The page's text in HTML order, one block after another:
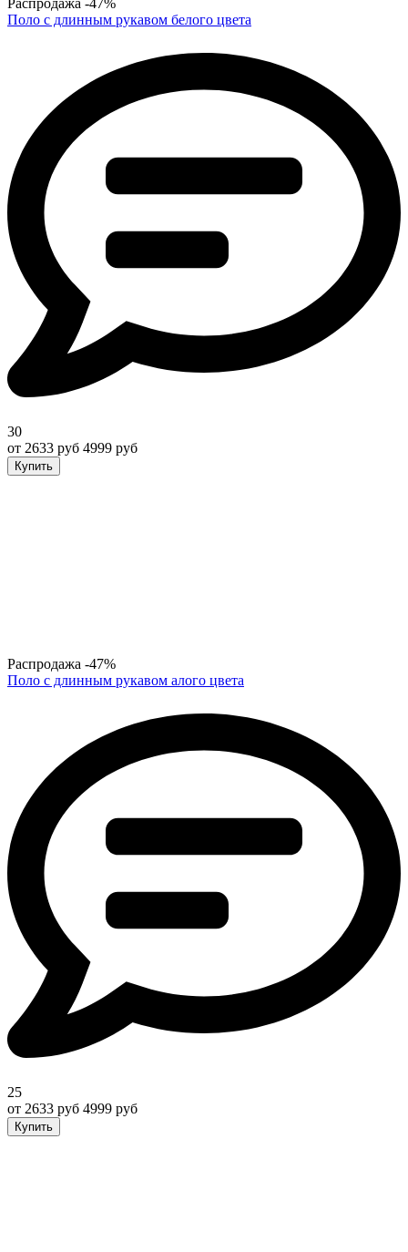
Распродажа -47%
Поло с длинным рукавом белого цвета
30
от 2633 руб 4999 руб
Купить
Распродажа -47%
Поло с длинным рукавом алого цвета
25
от 2633 руб 4999 руб
Купить